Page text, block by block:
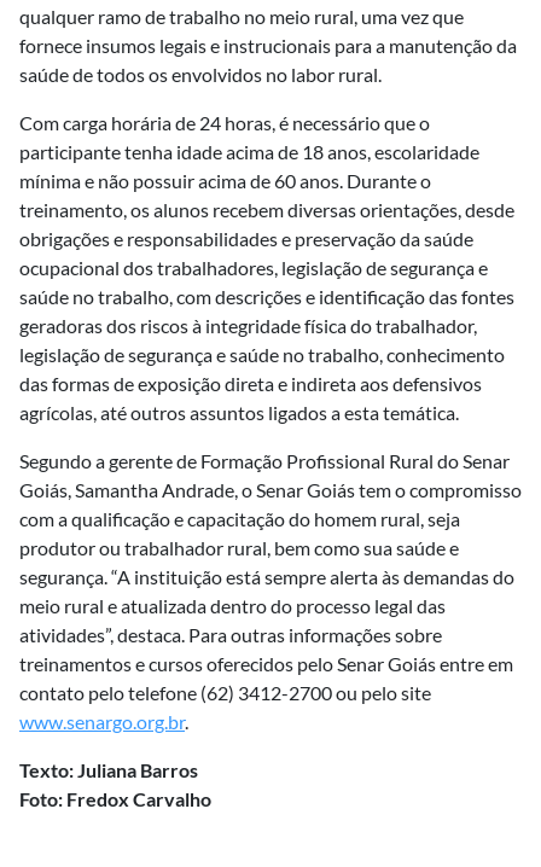
qualquer ramo de trabalho no meio rural, uma vez que
fornece insumos legais e instrucionais para a manutenção da
saúde de todos os envolvidos no labor rural.
Com carga horária de 24 horas, é necessário que o
participante tenha idade acima de 18 anos, escolaridade
mínima e não possuir acima de 60 anos. Durante o
treinamento, os alunos recebem diversas orientações, desde
obrigações e responsabilidades e preservação da saúde
ocupacional dos trabalhadores, legislação de segurança e
saúde no trabalho, com descrições e identificação das fontes
geradoras dos riscos à integridade física do trabalhador,
legislação de segurança e saúde no trabalho, conhecimento
das formas de exposição direta e indireta aos defensivos
agrícolas, até outros assuntos ligados a esta temática.
Segundo a gerente de Formação Profissional Rural do Senar
Goiás, Samantha Andrade, o Senar Goiás tem o compromisso
com a qualificação e capacitação do homem rural, seja
produtor ou trabalhador rural, bem como sua saúde e
segurança. “A instituição está sempre alerta às demandas do
meio rural e atualizada dentro do processo legal das
atividades”, destaca. Para outras informações sobre
treinamentos e cursos oferecidos pelo Senar Goiás entre em
contato pelo telefone (62) 3412-2700 ou pelo site
www.senargo.org.br.
Texto: Juliana Barros
Foto: Fredox Carvalho